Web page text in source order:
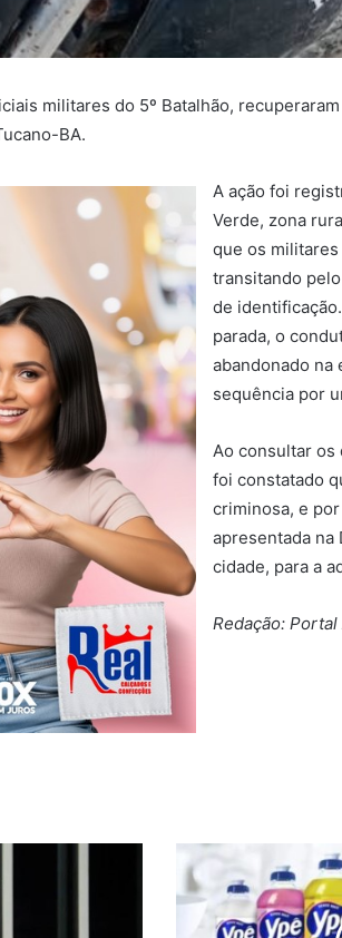
militares do 5º Batalhão,
BA.
A ação foi
Verde, zona
que os
transitando
de
parada, o
abandonado na
sequência por
Ao consultar os
foi constatado
criminosa, e
apresentada na
cidade, para a
Redação: